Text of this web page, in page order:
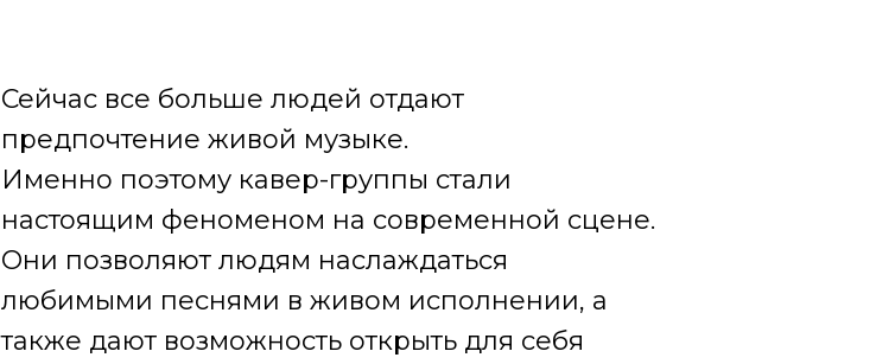
Сейчас все больше людей отдают
предпочтение живой музыке.
Именно поэтому кавер-группы стали
настоящим феноменом на современной сцене.
Они позволяют людям наслаждаться
любимыми песнями в живом исполнении, а
также дают возможность открыть для себя